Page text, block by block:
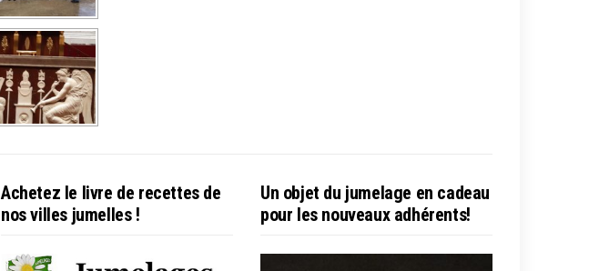
Achetez le livre de recettes de
nos villes jumelles !
Un objet du jumelage en cadeau
pour les nouveaux adhérents!